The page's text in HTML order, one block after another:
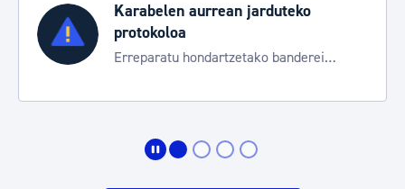
Karabelen aurrean jarduteko
protokoloa
Erreparatu hondartzetako banderei